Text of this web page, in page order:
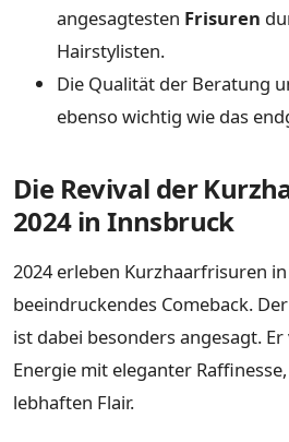
angesagtesten Frisuren
Hairstylisten.
Die Qualität der Beratung
ebenso wichtig wie das
Die Revival der
2024 in Innsbruck
2024 erleben Kurzhaarfrisuren
beeindruckendes Comeback. Der
ist dabei besonders angesagt.
Energie mit eleganter
lebhaften Flair.